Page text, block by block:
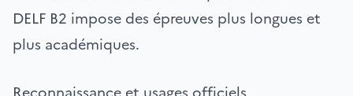
DELF B2 impose des épreuves plus longues et
plus académiques.